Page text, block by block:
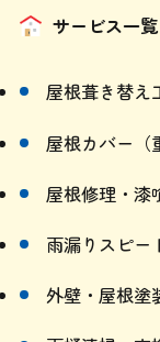
屋根葺き替え
屋根カバー（
屋根修理・漆
雨漏りスピー